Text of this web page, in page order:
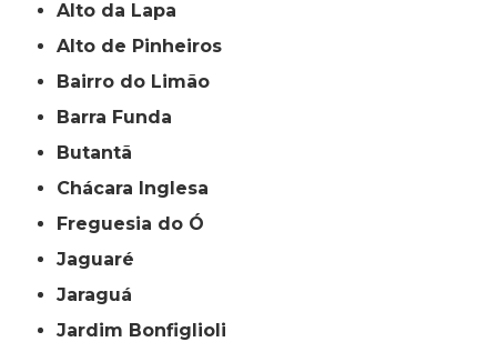
Alto da Lapa
Alto de Pinheiros
Bairro do Limão
Barra Funda
Butantã
Chácara Inglesa
Freguesia do Ó
Jaguaré
Jaraguá
Jardim Bonfiglioli